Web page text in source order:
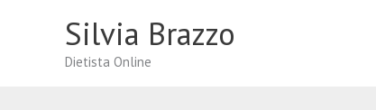
Silvia Brazzo
Dietista Online